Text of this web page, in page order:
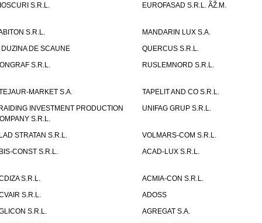
S.R.L. EUROFASAD S.R.L. ÃŽ.M.
S.R.L.
MANDARIN LUX S.A.
DUZINA DE SCAUNE
QUERCUS S.R.L.
S.R.L.
RUSLEMNORD S.R.L.
MARKET S.A.
TAPELIT AND CO S.R.L.
INVESTMENT PRODUCTION
S.R.L.
UNIFAG GRUP S.R.L.
STRATAN S.R.L.
VOLMARS-COM S.R.L.
CONST S.R.L.
ACAD-LUX S.R.L.
S.R.L.
ACMIA-CON S.R.L.
S.R.L.
ADOSS
S.R.L.
AGREGAT S.A.